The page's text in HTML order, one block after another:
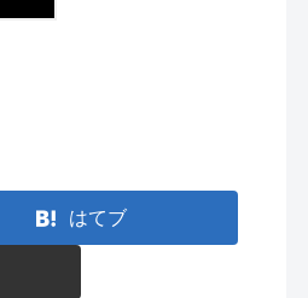
はてブ